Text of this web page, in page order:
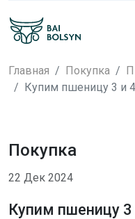
Главная Покупка
Купим пшеницу 3 и
Покупка
22 Дек 2024
Купим пшеницу 3